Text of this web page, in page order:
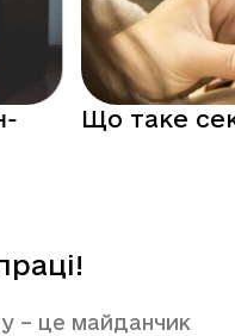
Що таке
– це майданчик